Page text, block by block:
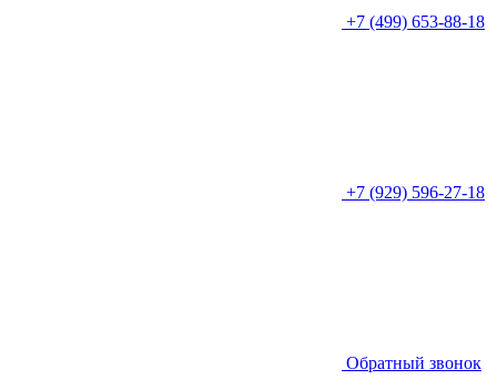
+7 (499) 653-88-18
+7 (929) 596-27-18
Обратный звонок